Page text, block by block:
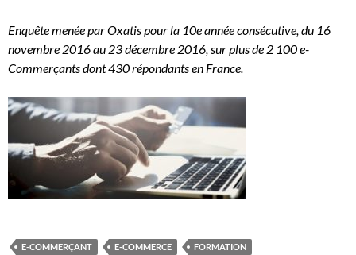
Enquête menée par Oxatis pour la 10e année consécutive, du 16
novembre 2016 au 23 décembre 2016, sur plus de 2 100 e-
Commerçants dont 430 répondants en France.
E-COMMERÇANT E-COMMERCE FORMATION